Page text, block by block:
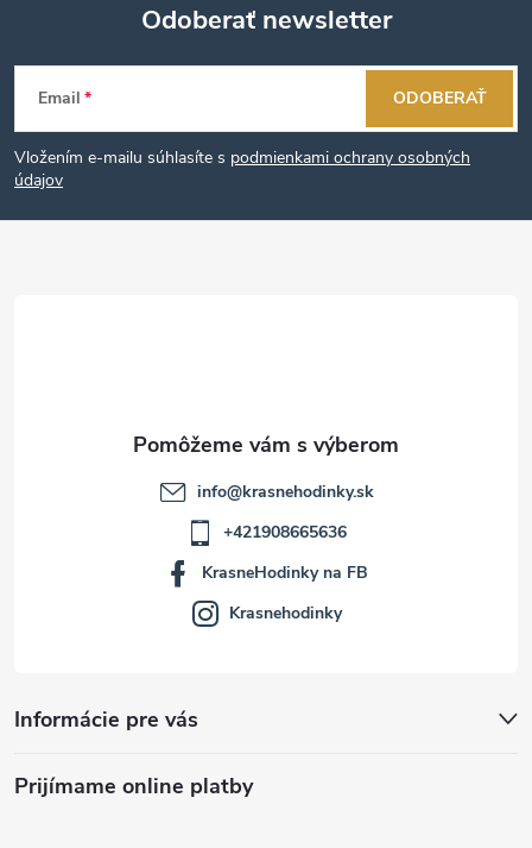
Z
á
p
Odoberať newsletter
Email
Vložením e-mailu súhlasíte s podmienkami ochrany osobných
údajov
ODOBERAŤ
Informácie pre vás
Prijímame online platby
info@krasnehodinky.sk
+421908665636
KrasneHodinky na FB
Krasnehodinky